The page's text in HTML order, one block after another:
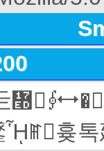
៭⨕⭤�
ᾟꂵ흊